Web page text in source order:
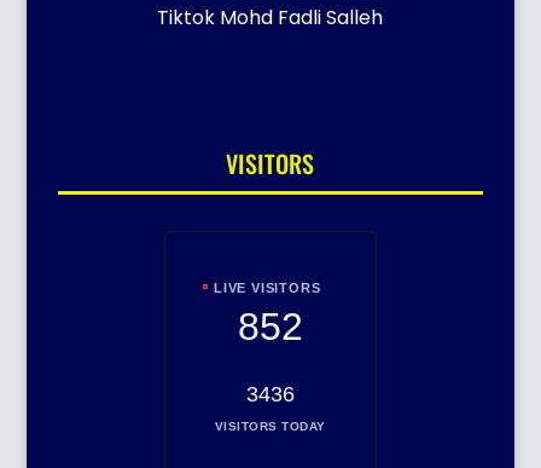
Tiktok Mohd Fadli Salleh
VISITORS
LIVE VISITORS
852
3436
VISITORS TODAY